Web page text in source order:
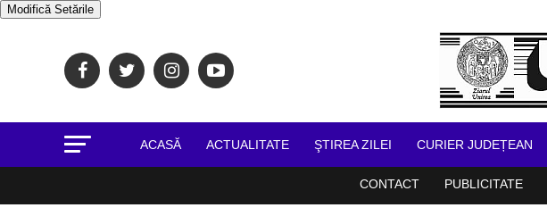
Modifică Setările
ACASĂ ACTUALITATE ŞTIREA ZILEI CURIER JUDEȚEAN
CONTACT PUBLICITATE